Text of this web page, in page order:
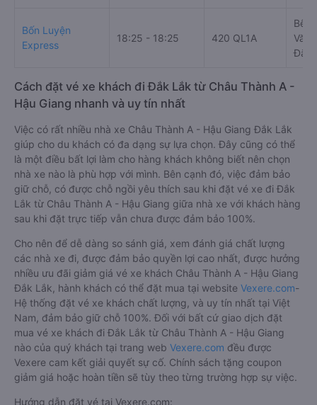
Bốn Luyện
Express
18:25 - 18:25 420 QL1A
Bến
Văn
Đắk
Cách đặt vé xe khách đi Đắk Lắk từ Châu Thành A -
Hậu Giang nhanh và uy tín nhất
Việc có rất nhiều nhà xe Châu Thành A - Hậu Giang Đắk Lắk
giúp cho du khách có đa dạng sự lựa chọn. Đây cũng có thể
là một điều bất lợi làm cho hàng khách không biết nên chọn
nhà xe nào là phù hợp với mình. Bên cạnh đó, việc đảm bảo
giữ chỗ, có được chỗ ngồi yêu thích sau khi đặt vé xe đi Đắk
Lắk từ Châu Thành A - Hậu Giang giữa nhà xe với khách hàng
sau khi đặt trực tiếp vẫn chưa được đảm bảo 100%.
Cho nên để dễ dàng so sánh giá, xem đánh giá chất lượng
các nhà xe đi, được đảm bảo quyền lợi cao nhất, được hưởng
nhiều ưu đãi giảm giá vé xe khách Châu Thành A - Hậu Giang
Đắk Lắk, hành khách có thể đặt mua tại website Vexere.com-
Hệ thống đặt vé xe khách chất lượng, và uy tín nhất tại Việt
Nam, đảm bảo giữ chỗ 100%. Đối với bất cứ giao dịch đặt
mua vé xe khách đi Đắk Lắk từ Châu Thành A - Hậu Giang
nào của quý khách tại trang web Vexere.com đều được
Vexere cam kết giải quyết sự cố. Chính sách tặng coupon
giảm giá hoặc hoàn tiền sẽ tùy theo từng trường hợp sự việc.
Hướng dẫn đặt vé tại Vexere.com: